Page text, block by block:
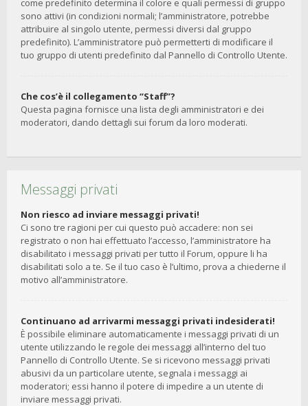
come predefinito determina il colore e quali permessi di gruppo
sono attivi (in condizioni normali; l’amministratore, potrebbe
attribuire al singolo utente, permessi diversi dal gruppo
predefinito). L’amministratore può permetterti di modificare il
tuo gruppo di utenti predefinito dal Pannello di Controllo Utente.
Che cos’è il collegamento “Staff”?
Questa pagina fornisce una lista degli amministratori e dei
moderatori, dando dettagli sui forum da loro moderati.
Messaggi privati
Non riesco ad inviare messaggi privati!
Ci sono tre ragioni per cui questo può accadere: non sei
registrato o non hai effettuato l’accesso, l’amministratore ha
disabilitato i messaggi privati per tutto il Forum, oppure li ha
disabilitati solo a te. Se il tuo caso è l’ultimo, prova a chiederne il
motivo all’amministratore.
Continuano ad arrivarmi messaggi privati indesiderati!
È possibile eliminare automaticamente i messaggi privati ​​di un
utente utilizzando le regole dei messaggi all’interno del tuo
Pannello di Controllo Utente. Se si ricevono messaggi privati ​​
abusivi da un particolare utente, segnala i messaggi ai
moderatori; essi hanno il potere di impedire a un utente di
inviare messaggi privati​​.